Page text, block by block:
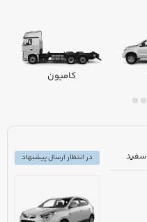
کامیون
در انتظار ارسال پیشنهاد